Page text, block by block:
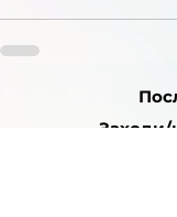
Заходи/